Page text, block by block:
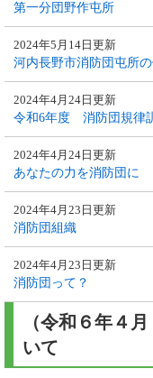
第一分団野作屯所
河内長野市消防団屯所
2024年5月14日更新
令和6年度 消防団規律
2024年4月24日更新
あなたの力を消防団に
2024年4月24日更新
消防団組織
2024年4月23日更新
消防団って？
2024年4月23日更新
（令和６年４
いて